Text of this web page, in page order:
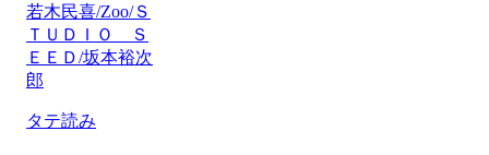
若木民喜/Zoo/Ｓ
ＴＵＤＩＯ Ｓ
ＥＥＤ/坂本裕次
郎
タテ読み